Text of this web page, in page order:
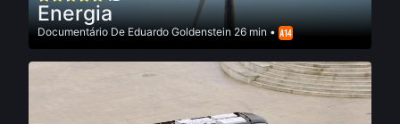
Energia
DocumentárioDeEduardo Goldenstein 26 min •